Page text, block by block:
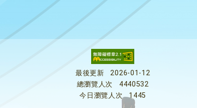
最後更新
2026-01-12
總瀏覽人次
4440532
今日瀏覽人次
1445